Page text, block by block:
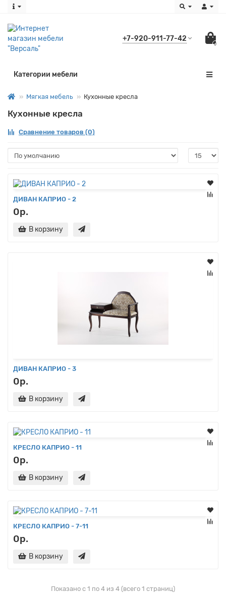
+7-920-911-77-42
0
Категории мебели
Мягкая мебель Кухонные кресла
Кухонные кресла
Сравнение товаров (0)
ДИВАН КАПРИО - 2
0р.
В корзину
ДИВАН КАПРИО - 3
0р.
В корзину
КРЕСЛО КАПРИО - 11
0р.
В корзину
КРЕСЛО КАПРИО - 7-11
0р.
В корзину
Показано с 1 по 4 из 4 (всего 1 страниц)